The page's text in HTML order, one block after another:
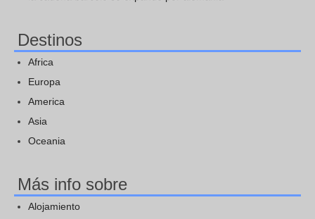
Destinos
Africa
Europa
America
Asia
Oceania
Más info sobre
Alojamiento